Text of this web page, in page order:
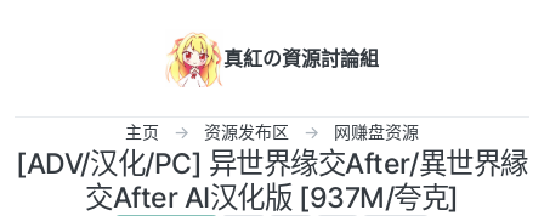
真紅の資源討論組
主页 资源发布区 网赚盘资源
[ADV/汉化/PC] 异世界缘交After/異世界縁
交After AI汉化版 [937M/夸克]